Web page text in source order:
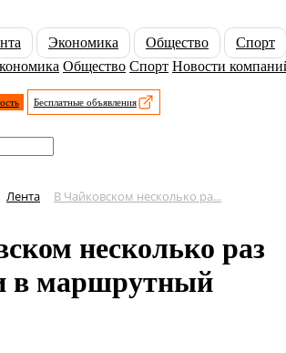
Экономика Общество
Спорт
Общество Спорт Новости
Бесплатные объявления
Лента В Чайковском несколько ра...
несколько раз
в маршрутный